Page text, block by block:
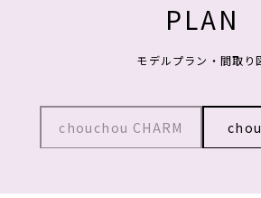
PLAN
モデルプラン・間取り
chouchou CHARM